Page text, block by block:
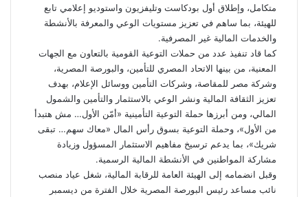
متكامل، وإطلاق أول بودكاست وتليفزيون واستوديو إعلامي تابع
للهيئة، بما ساهم في تعزيز مستويات الوعي والمعرفة بالأنشطة
والخدمات المالية غير المصرفية.
كما قاد تنفيذ عدد من حملات التوعية القومية بالتعاون مع الجهات
المعنية، من بينها الاتحاد المصري للتأمين، والبورصة المصرية،
وشركة مصر للمقاصة، وشركات التأمين ووسائل الإعلام، بهدف
تعزيز الثقافة المالية ونشر الوعي بالاستثمار والتأمين والشمول
المالي، ومن أبرزها حملة التوعية التأمينية «أمّن الأول… مش هتبدأ
من الأول»، وحملة التوعية بسوق رأس المال «معاك سهم… تبقى
شريك»، بما يدعم ترسيخ مفاهيم الاستثمار المسؤول وزيادة
مشاركة المواطنين في الأنشطة المالية الرسمية.
وقبل انضمامه إلى الهيئة العامة للرقابة المالية، شغل عياد منصب
نائب مساعد رئيس البورصة المصرية خلال الفترة من ديسمبر